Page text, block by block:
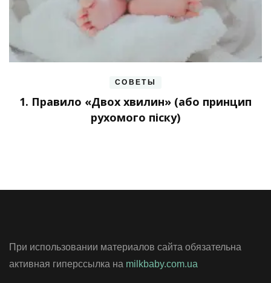
СОВЕТЫ
1. Правило «Двох хвилин» (або принцип
рухомого піску)
При использовании материалов сайта обязательна
активная гиперссылка на milkbaby.com.ua